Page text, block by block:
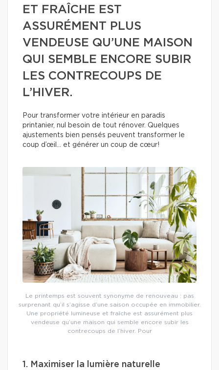
ET FRAÎCHE EST
ASSURÉMENT PLUS
VENDEUSE QU’UNE MAISON
QUI SEMBLE ENCORE SUBIR
LES CONTRECOUPS DE
L’HIVER.
Pour transformer votre intérieur en paradis
printanier, nul besoin de tout rénover. Quelques
ajustements bien pensés peuvent transformer le
coup d’œil… et générer un coup de cœur!
Le printemps est souvent synonyme de renouveau : pas
surprenant qu’il s’agisse d’une saison occupée en immobilier.
Une propriété lumineuse et fraîche est assurément plus
vendeuse qu’une maison qui semble encore subir les
contrecoups de l’hiver. Pour
1. Maximiser la lumière naturelle